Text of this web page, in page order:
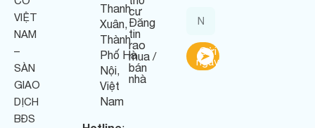
VIỆT
NAM
–
SÀN
GIAO
DỊCH
BĐS
Thanh
Xuân,
Thành
Phố Hà
Nội,
Việt
Nam
cư
Đăng
tin
rao
mua /
bán
nhà
Gửi
ngay